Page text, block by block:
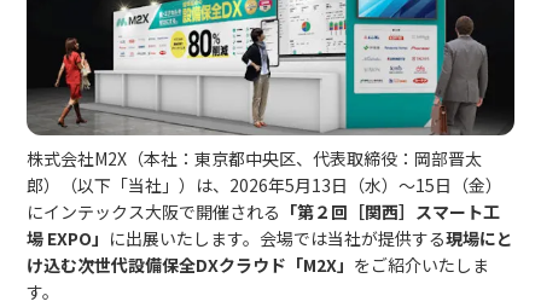
株式会社M2X（本社：東京都中央区、代表取締役：岡部晋太
郎）（以下「当社」）は、2026年5月13日（水）～15日（金）
にインテックス大阪で開催される 「第２回［関西］スマート工
場 EXPO」 に出展いたします。会場では当社が提供する現場にと
け込む次世代設備保全DXクラウド「M2X」 をご紹介いたしま
す。